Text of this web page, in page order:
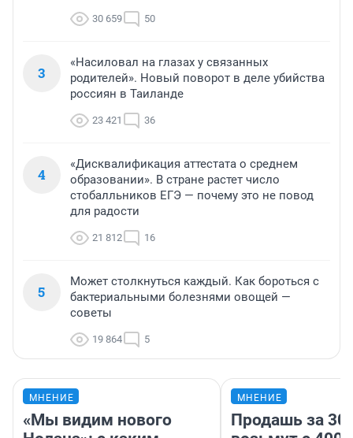
30 659 50
3
«Насиловал на глазах у связанных
родителей». Новый поворот в деле убийства
россиян в Таиланде
23 421 36
4
«Дисквалификация аттестата о среднем
образовании». В стране растет число
стобалльников ЕГЭ — почему это не повод
для радости
21 812 16
5
Может столкнуться каждый. Как бороться с
бактериальными болезнями овощей —
советы
19 864 5
МНЕНИЕ
«Мы видим нового
МНЕНИЕ
Продашь за